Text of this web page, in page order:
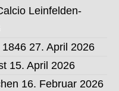
Leinfelden-
1846 27. April 2026
15. April 2026
16. Februar 2026